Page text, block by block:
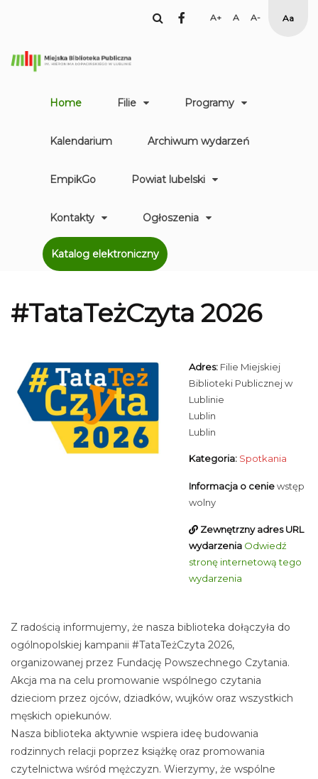
facebook
Set Set
Smaller
High
Home Filie Programy
Kalendarium Archiwum wydarzeń
EmpikGo Powiat lubelski
Kontakty Ogłoszenia
Katalog elektroniczny
#TataTeżCzyta 2026
Adres: Filie Miejskiej
Biblioteki Publicznej w
Lublinie
Lublin
Lublin
Kategoria: Spotkania
Informacja o ceniewstęp
wolny
Zewnętrzny adres URL
wydarzenia Odwiedź
stronę internetową tego
wydarzenia
Z radością informujemy, że nasza biblioteka dołączyła do
ogólnopolskiej kampanii #TataTeżCzyta 2026,
organizowanej przez Fundację Powszechnego Czytania.
Akcja ma na celu promowanie wspólnego czytania
dzieciom przez ojców, dziadków, wujków oraz wszystkich
męskich opiekunów.
Nasza biblioteka aktywnie wspiera ideę budowania
rodzinnych relacji poprzez książkę oraz promowania
czytelnictwa wśród mężczyzn. Wierzymy, że wspólne